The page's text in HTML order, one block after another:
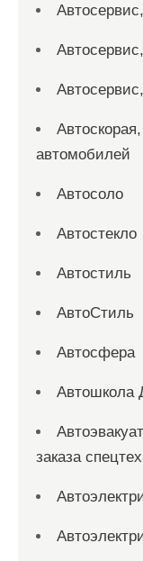
автомобилей
Автосоло
Автостекло
Автостиль
АвтоСтиль
Автосфера
заказа